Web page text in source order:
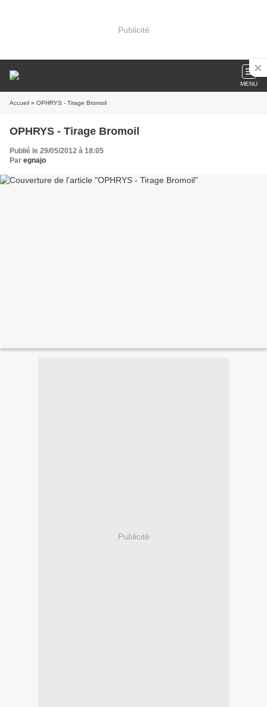
Publicité
MENU
Accueil » OPHRYS - Tirage Bromoil
OPHRYS - Tirage Bromoil
Publié le 29/05/2012 à 18:05
Par egnajo
Publicité